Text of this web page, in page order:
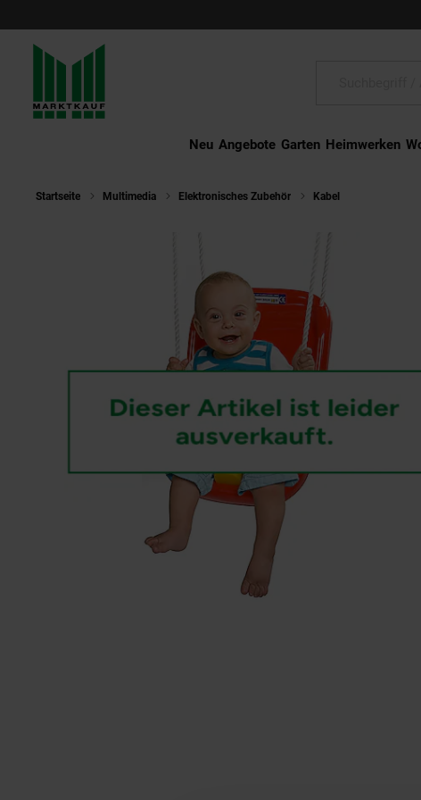
Neu Angebote Garten Heimwerken
Startseite Multimedia Elektronisches Zubehör Kabel